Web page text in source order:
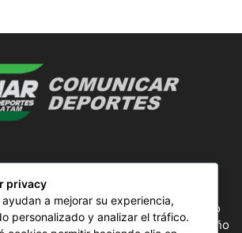
es un proyecto de noticias creado
argentino Ale Gordillo en el año
privacy
a mejorar su experiencia,
personalizado y analizar el tráfico.